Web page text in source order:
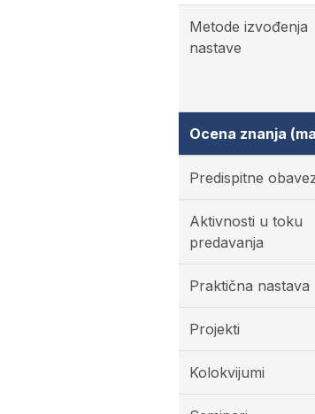
Metode izvođenja
nastave
Ocena znanja
Predispitne
Aktivnosti u toku
predavanja
Praktična nastava
Projekti
Kolokvijumi